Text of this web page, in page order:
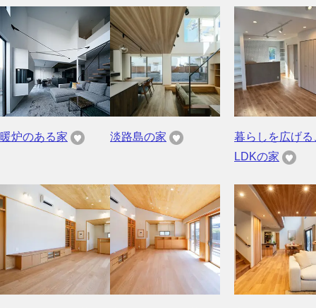
暖炉のある家 淡路島の家
暮らしを広げる
LDKの家